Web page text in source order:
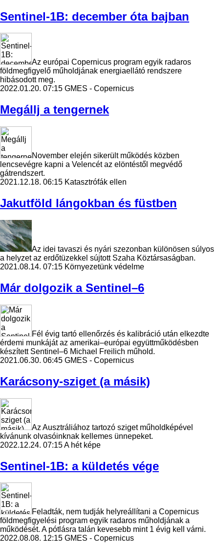
Sentinel-1B: december óta bajban
Az európai Copernicus program egyik radaros
földmegfigyelő műholdjának energiaellátó rendszere
hibásodott meg.
2022.01.20. 07:15 GMES - Copernicus
Megállj a tengernek
November elején sikerült működés közben
lencsevégre kapni a Velencét az elöntéstől megvédő
gátrendszert.
2021.12.18. 06:15 Katasztrófák ellen
Jakutföld lángokban és füstben
Az idei tavaszi és nyári szezonban különösen súlyos
a helyzet az erdőtüzekkel sújtott Szaha Köztársaságban.
2021.08.14. 07:15 Környezetünk védelme
Már dolgozik a Sentinel–6
Fél évig tartó ellenőrzés és kalibráció után elkezdte
érdemi munkáját az amerikai–európai együttműködésben
készített Sentinel–6 Michael Freilich műhold.
2021.06.30. 06:45 GMES - Copernicus
Karácsony-sziget (a másik)
Az Ausztráliához tartozó sziget műholdképével
kívánunk olvasóinknak kellemes ünnepeket.
2022.12.24. 07:15A hét képe
Sentinel-1B: a küldetés vége
Feladták, nem tudják helyreállítani a Copernicus
földmegfigyelési program egyik radaros műholdjának a
működését. A pótlásra talán kevesebb mint 1 évig kell várni.
2022.08.08. 12:15 GMES - Copernicus